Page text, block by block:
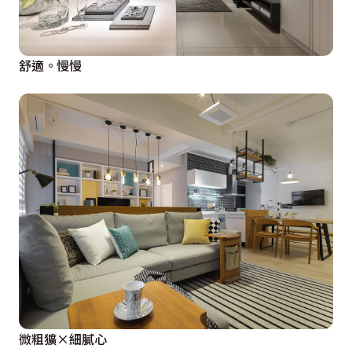
舒適。慢慢
微粗獷×細膩心